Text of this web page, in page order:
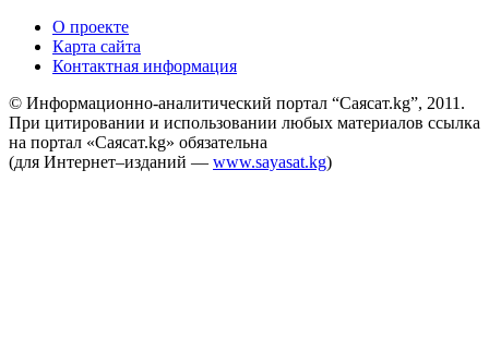
О проекте
Карта сайта
Контактная информация
© Информационно-аналитический портал “Саясат.kg”, 2011.
При цитировании и использовании любых материалов ссылка
на портал «Саясат.kg» обязательна
(для Интернет–изданий — www.sayasat.kg)